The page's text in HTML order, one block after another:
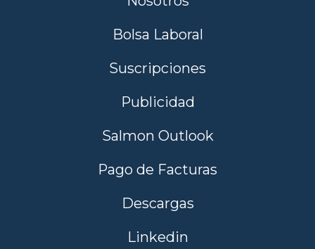
Bolsa Laboral
Suscripciones
Publicidad
Salmon Outlook
Pago de Facturas
Descargas
Linkedin